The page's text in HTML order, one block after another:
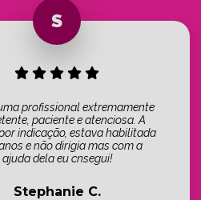
profissional extremamente
paciente e atenciosa. A
indicação, estava habilitada
e não dirigia mas com a
ajuda dela eu cnsegui!
Stephanie C.